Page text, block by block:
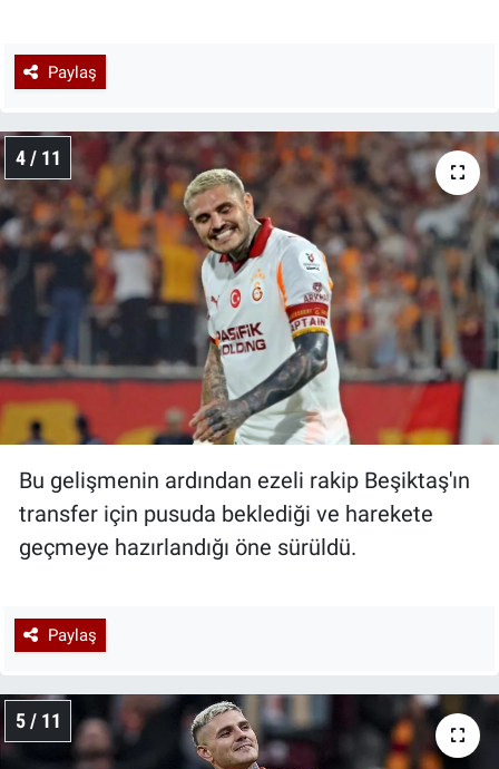
Paylaş
4 / 11
Bu gelişmenin ardından ezeli rakip Beşiktaş'ın
transfer için pusuda beklediği ve harekete
geçmeye hazırlandığı öne sürüldü.
Paylaş
5 / 11